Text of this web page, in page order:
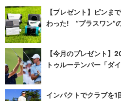
【プレゼント】ピンま
わった! “プラスワン”
【今月のプレゼント】
トゥルーテンパー「ダ
インパクトでクラブを